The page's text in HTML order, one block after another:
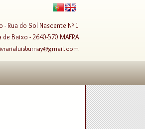
Rua do Sol Nascente Nº 1
de Baixo - 2640-570 MAFRA